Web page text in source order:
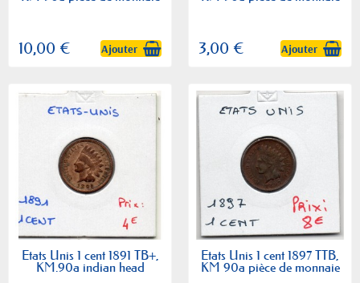
10,00 € Ajouter 3,00 € Ajouter
Etats Unis 1 cent 1891 TB+,
KM.90a indian head
Etats Unis 1 cent 1897 TTB,
KM 90a pièce de monnaie